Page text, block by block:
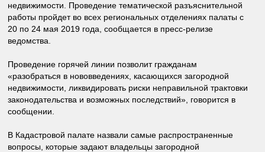
недвижимости. Проведение тематической разъяснительной
работы пройдет во всех региональных отделениях палаты с
20 по 24 мая 2019 года, сообщается в пресс-релизе
ведомства.
Проведение горячей линии позволит гражданам
«разобраться в нововведениях, касающихся загородной
недвижимости, ликвидировать риски неправильной трактовки
законодательства и возможных последствий», говорится в
сообщении.
В Кадастровой палате назвали самые распространенные
вопросы, которые задают владельцы загородной